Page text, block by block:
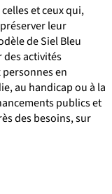
et ceux qui,
leur
de Siel Bleu
activités
en
au handicap ou à la
publics et
des besoins, sur